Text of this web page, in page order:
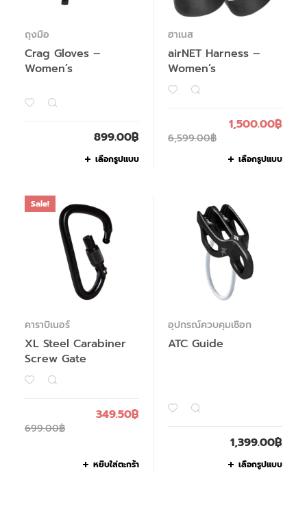
ถุงมือ
Crag Gloves –
Women’s
899.00฿
เลือกรูปแบบ
ฮาเนส
airNET Harness –
Women’s
6,599.00฿
1,500.00฿
เลือกรูปแบบ
Sale!
คาราบิเนอร์
XL Steel Carabiner
Screw Gate
699.00฿
349.50฿
หยิบใส่ตะกร้า
อุปกรณ์ควบคุมเชือก
ATC Guide
1,399.00฿
เลือกรูปแบบ